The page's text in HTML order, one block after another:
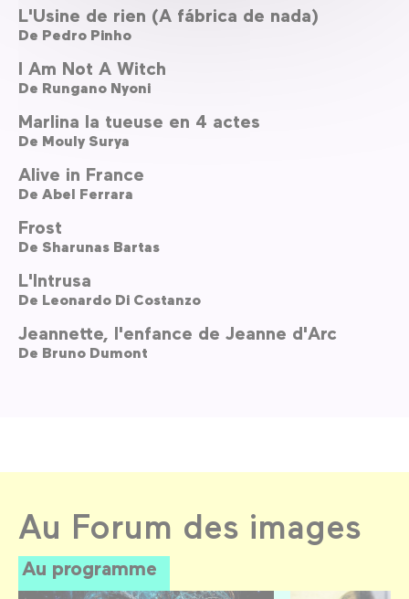
L'Usine de rien (A fábrica de nada)
De Pedro Pinho
I Am Not A Witch
De Rungano Nyoni
Marlina la tueuse en 4 actes
De Mouly Surya
Alive in France
De Abel Ferrara
Frost
De Sharunas Bartas
L'Intrusa
De Leonardo Di Costanzo
Jeannette, l'enfance de Jeanne d'Arc
De Bruno Dumont
Au Forum des images
Au programme